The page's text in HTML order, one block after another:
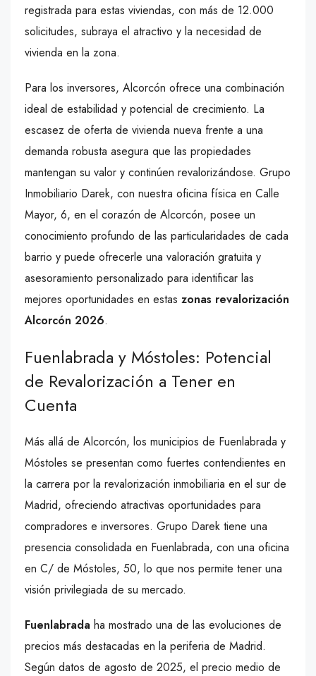
registrada para estas viviendas, con más de 12.000
solicitudes, subraya el atractivo y la necesidad de
vivienda en la zona.
Para los inversores, Alcorcón ofrece una combinación
ideal de estabilidad y potencial de crecimiento. La
escasez de oferta de vivienda nueva frente a una
demanda robusta asegura que las propiedades
mantengan su valor y continúen revalorizándose. Grupo
Inmobiliario Darek, con nuestra oficina física en Calle
Mayor, 6, en el corazón de Alcorcón, posee un
conocimiento profundo de las particularidades de cada
barrio y puede ofrecerle una valoración gratuita y
asesoramiento personalizado para identificar las
mejores oportunidades en estas zonas revalorización
Alcorcón 2026.
Fuenlabrada y Móstoles: Potencial
de Revalorización a Tener en
Cuenta
Más allá de Alcorcón, los municipios de Fuenlabrada y
Móstoles se presentan como fuertes contendientes en
la carrera por la revalorización inmobiliaria en el sur de
Madrid, ofreciendo atractivas oportunidades para
compradores e inversores. Grupo Darek tiene una
presencia consolidada en Fuenlabrada, con una oficina
en C/ de Móstoles, 50, lo que nos permite tener una
visión privilegiada de su mercado.
Fuenlabrada ha mostrado una de las evoluciones de
precios más destacadas en la periferia de Madrid.
Según datos de agosto de 2025, el precio medio de